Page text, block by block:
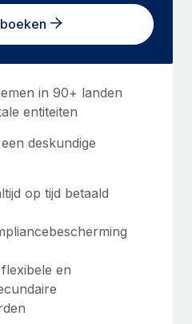
in 90+ landen
entiteiten
deskundige
op tijd betaald
en